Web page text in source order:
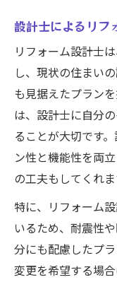
設計士によるリフ
リフォーム設計士
し、現状の住まい
も見据えたプラン
は、設計士に自分
ることが大切です
ン性と機能性を両
の工夫もしてくれま
特に、リフォーム
いるため、耐震性
分にも配慮したプ
変更を希望する場